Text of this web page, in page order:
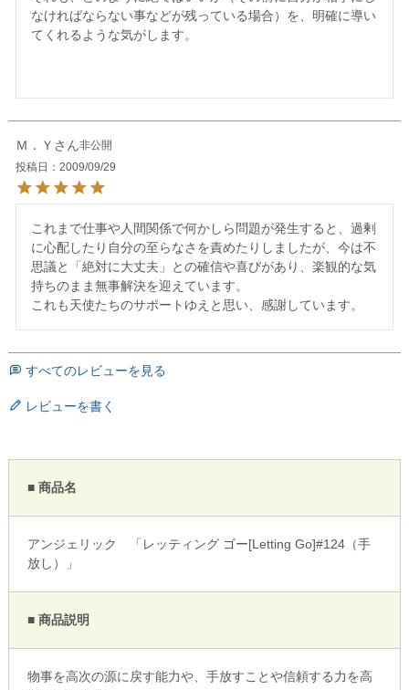
なければならない事などが残っている場合）を、明確に導い
てくれるような気がします。
Ｍ．Ｙ
非公開
投稿日
2009/09/29
これまで仕事や人間関係で何かしら問題が発生すると、過剰
に心配したり自分の至らなさを責めたりしましたが、今は不
思議と「絶対に大丈夫」との確信や喜びがあり、楽観的な気
持ちのまま無事解決を迎えています。
すべてのレビューを見る
レビューを書く
■ 商品名
アンジェリック 「レッティング ゴー[Letting Go]#124（手
放し）」
■ 商品説明
物事を高次の源に戻す能力や、手放すことや信頼する力を高